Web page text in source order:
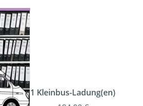
1 Kleinbus-Ladung(en)